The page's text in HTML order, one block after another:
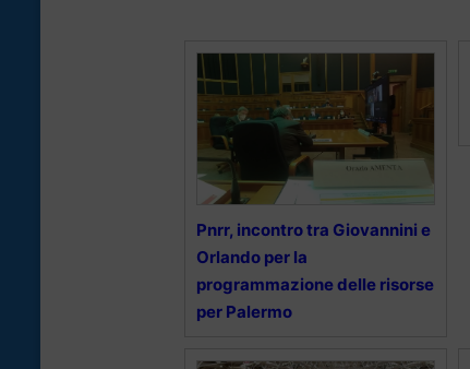
Pnrr, incontro tra Giovannini e
Orlando per la
programmazione delle risorse
per Palermo